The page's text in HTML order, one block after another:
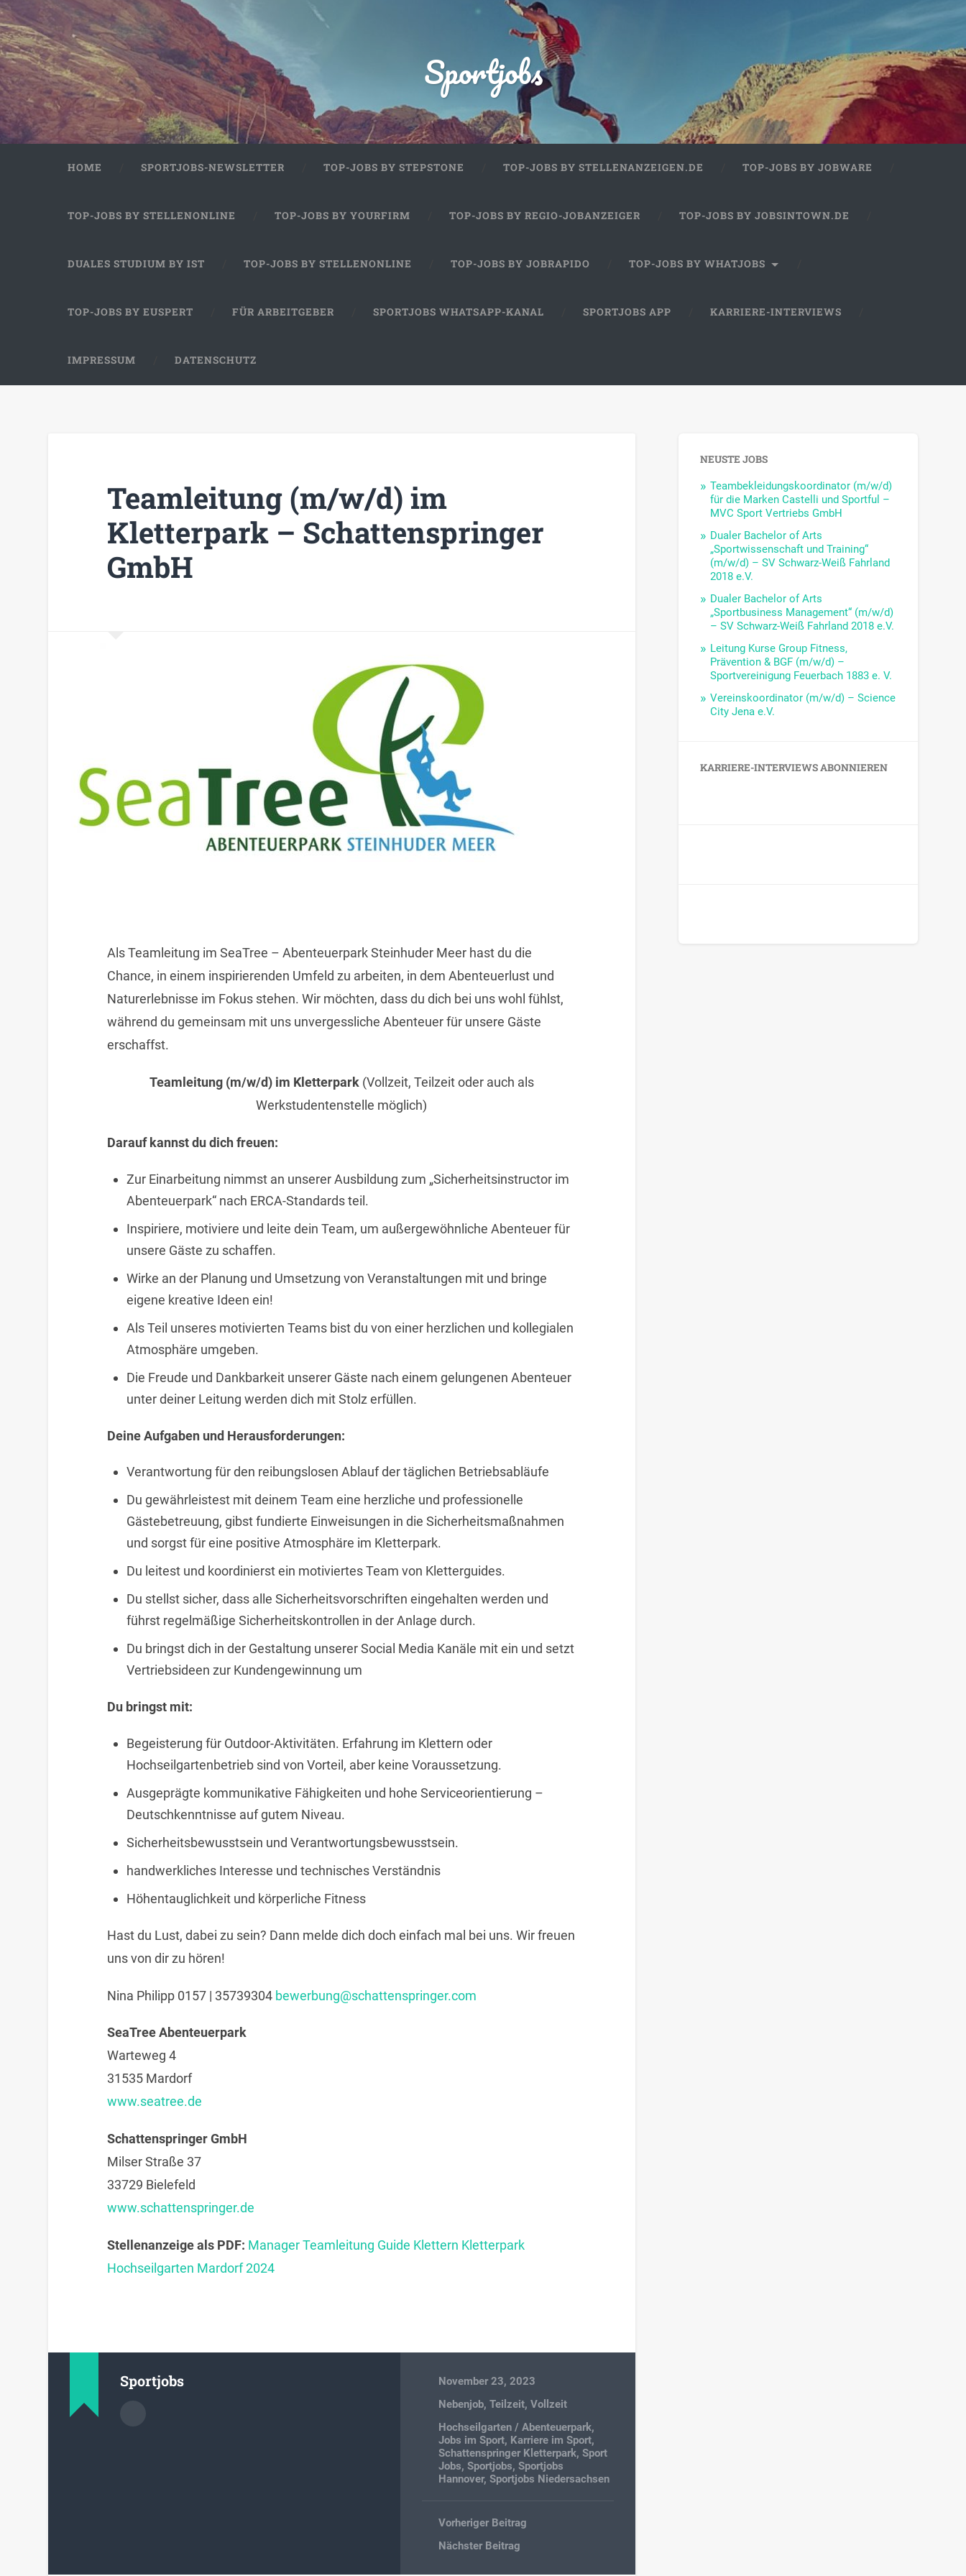
Sportjobs
HOME SPORTJOBS-NEWSLETTER TOP-JOBS BY STEPSTONE TOP-JOBS BY STELLENANZEIGEN.DE TOP-JOBS BY JOBWARE
TOP-JOBS BY STELLENONLINE TOP-JOBS BY YOURFIRM TOP-JOBS BY REGIO-JOBANZEIGER TOP-JOBS BY JOBSINTOWN.DE
DUALES STUDIUM BY IST TOP-JOBS BY STELLENONLINE TOP-JOBS BY JOBRAPIDO TOP-JOBS BY WHATJOBS
TOP-JOBS BY EUSPERT FÜR ARBEITGEBER SPORTJOBS WHATSAPP-KANAL SPORTJOBS APP KARRIERE-INTERVIEWS
IMPRESSUM DATENSCHUTZ
Teamleitung (m/w/d) im
Kletterpark – Schattenspringer
GmbH
Als Teamleitung im SeaTree – Abenteuerpark Steinhuder Meer hast du die
Chance, in einem inspirierenden Umfeld zu arbeiten, in dem Abenteuerlust und
Naturerlebnisse im Fokus stehen. Wir möchten, dass du dich bei uns wohl fühlst,
während du gemeinsam mit uns unvergessliche Abenteuer für unsere Gäste
erschaffst.
Teamleitung (m/w/d) im Kletterpark (Vollzeit, Teilzeit oder auch als
Werkstudentenstelle möglich)
Darauf kannst du dich freuen:
Zur Einarbeitung nimmst an unserer Ausbildung zum „Sicherheitsinstructor im
Abenteuerpark“ nach ERCA-Standards teil.
Inspiriere, motiviere und leite dein Team, um außergewöhnliche Abenteuer für
unsere Gäste zu schaffen.
Wirke an der Planung und Umsetzung von Veranstaltungen mit und bringe
eigene kreative Ideen ein!
Als Teil unseres motivierten Teams bist du von einer herzlichen und kollegialen
Atmosphäre umgeben.
Die Freude und Dankbarkeit unserer Gäste nach einem gelungenen Abenteuer
unter deiner Leitung werden dich mit Stolz erfüllen.
Deine Aufgaben und Herausforderungen:
Verantwortung für den reibungslosen Ablauf der täglichen Betriebsabläufe
Du gewährleistest mit deinem Team eine herzliche und professionelle
Gästebetreuung, gibst fundierte Einweisungen in die Sicherheitsmaßnahmen
und sorgst für eine positive Atmosphäre im Kletterpark.
Du leitest und koordinierst ein motiviertes Team von Kletterguides.
Du stellst sicher, dass alle Sicherheitsvorschriften eingehalten werden und
führst regelmäßige Sicherheitskontrollen in der Anlage durch.
Du bringst dich in der Gestaltung unserer Social Media Kanäle mit ein und setzt
Vertriebsideen zur Kundengewinnung um
Du bringst mit:
Begeisterung für Outdoor-Aktivitäten. Erfahrung im Klettern oder
Hochseilgartenbetrieb sind von Vorteil, aber keine Voraussetzung.
Ausgeprägte kommunikative Fähigkeiten und hohe Serviceorientierung –
Deutschkenntnisse auf gutem Niveau.
Sicherheitsbewusstsein und Verantwortungsbewusstsein.
handwerkliches Interesse und technisches Verständnis
Höhentauglichkeit und körperliche Fitness
Hast du Lust, dabei zu sein? Dann melde dich doch einfach mal bei uns. Wir freuen
uns von dir zu hören!
Nina Philipp 0157 | 35739304 bewerbung@schattenspringer.com
SeaTree Abenteuerpark
Warteweg 4
31535 Mardorf
www.seatree.de
Schattenspringer GmbH
Milser Straße 37
33729 Bielefeld
www.schattenspringer.de
Stellenanzeige als PDF: Manager Teamleitung Guide Klettern Kletterpark
Hochseilgarten Mardorf 2024
Sportjobs
November 23, 2023
Nebenjob,Teilzeit,Vollzeit
Hochseilgarten / Abenteuerpark,
Jobs im Sport, Karriere im Sport,
Schattenspringer Kletterpark,Sport
Jobs,Sportjobs,Sportjobs
Hannover,Sportjobs Niedersachsen
Vorheriger Beitrag
Nächster Beitrag
NEUSTE JOBS
Teambekleidungskoordinator (m/w/d)
für die Marken Castelli und Sportful –
MVC Sport Vertriebs GmbH
Dualer Bachelor of Arts
„Sportwissenschaft und Training“
(m/w/d) – SV Schwarz-Weiß Fahrland
2018 e.V.
Dualer Bachelor of Arts
„Sportbusiness Management“ (m/w/d)
– SV Schwarz-Weiß Fahrland 2018 e.V.
Leitung Kurse Group Fitness,
Prävention & BGF (m/w/d) –
Sportvereinigung Feuerbach 1883 e. V.
Vereinskoordinator (m/w/d) – Science
City Jena e.V.
KARRIERE-INTERVIEWS ABONNIEREN